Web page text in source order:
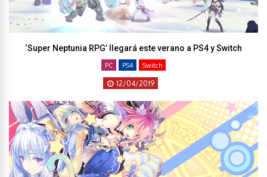
‘Super Neptunia RPG’ llegará este verano a PS4 y Switch
PC PS4 Switch
12/04/2019